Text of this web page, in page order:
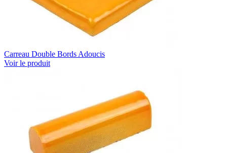
Carreau Double Bords Adoucis
Voir le produit